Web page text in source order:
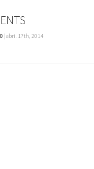
0 | abril 17th, 2014